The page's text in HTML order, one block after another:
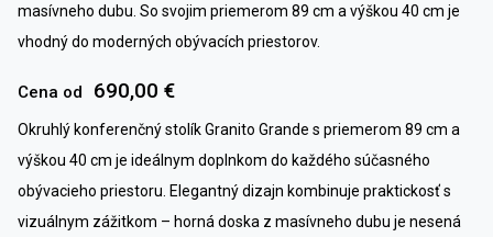
masívneho dubu. So svojim priemerom 89 cm a výškou 40 cm je
vhodný do moderných obývacích priestorov.
Cena od 690,00 €
Okruhlý konferenčný stolík Granito Grande s priemerom 89 cm a
výškou 40 cm je ideálnym doplnkom do každého súčasného
obývacieho priestoru. Elegantný dizajn kombinuje praktickosť s
vizuálnym zážitkom – horná doska z masívneho dubu je nesená